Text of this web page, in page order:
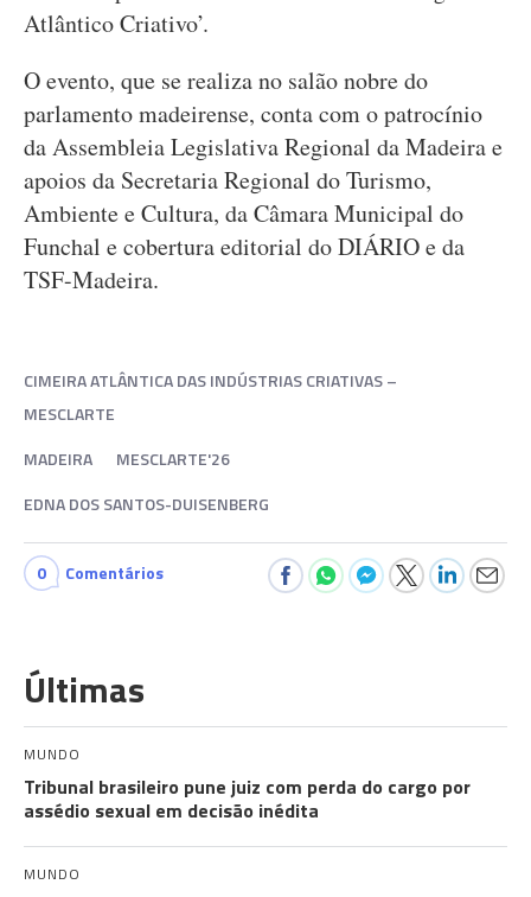
Atlântico Criativo’.
O evento, que se realiza no salão nobre do
parlamento madeirense, conta com o patrocínio
da Assembleia Legislativa Regional da Madeira e
apoios da Secretaria Regional do Turismo,
Ambiente e Cultura, da Câmara Municipal do
Funchal e cobertura editorial do DIÁRIO e da
TSF-Madeira.
CIMEIRA ATLÂNTICA DAS INDÚSTRIAS CRIATIVAS –
MESCLARTE
MADEIRA
MESCLARTE'26
EDNA DOS SANTOS-DUISENBERG
0 Comentários
Últimas
MUNDO
Tribunal brasileiro pune juiz com perda do cargo por
assédio sexual em decisão inédita
MUNDO